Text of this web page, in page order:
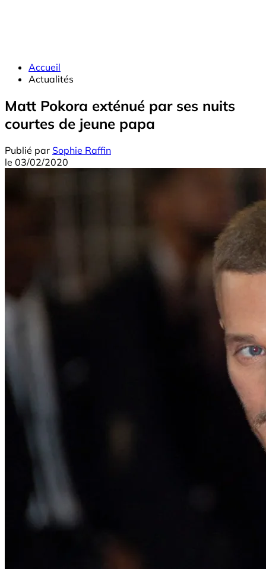
Accueil
Actualités
Matt Pokora exténué par ses nuits
courtes de jeune papa
Publié par Sophie Raffin
le 03/02/2020